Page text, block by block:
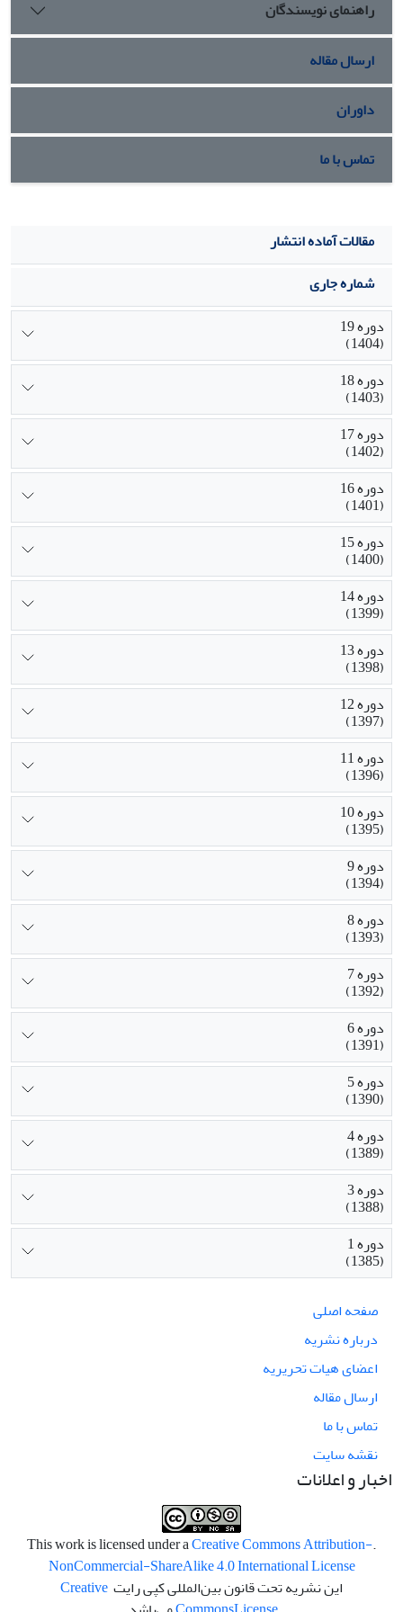
راهنمای نویسندگان
ارسال مقاله
داوران
تماس با ما
مقالات آماده انتشار
شماره جاری
دوره 19
(1404)
دوره 18
(1403)
دوره 17
(1402)
دوره 16
(1401)
دوره 15
(1400)
دوره 14
(1399)
دوره 13
(1398)
دوره 12
(1397)
دوره 11
(1396)
دوره 10
(1395)
دوره 9
(1394)
دوره 8
(1393)
دوره 7
(1392)
دوره 6
(1391)
دوره 5
(1390)
دوره 4
(1389)
دوره 3
(1388)
دوره 1
(1385)
صفحه اصلی
درباره نشریه
اعضای هیات تحریریه
ارسال مقاله
تماس با ما
نقشه سایت
اخبار و اعلانات
.This work is licensed under a
Creative Commons Attribution-
NonCommercial-ShareAlike 4.0 International License
این نشریه تحت قانون بین‌المللی کپی رایت Creative